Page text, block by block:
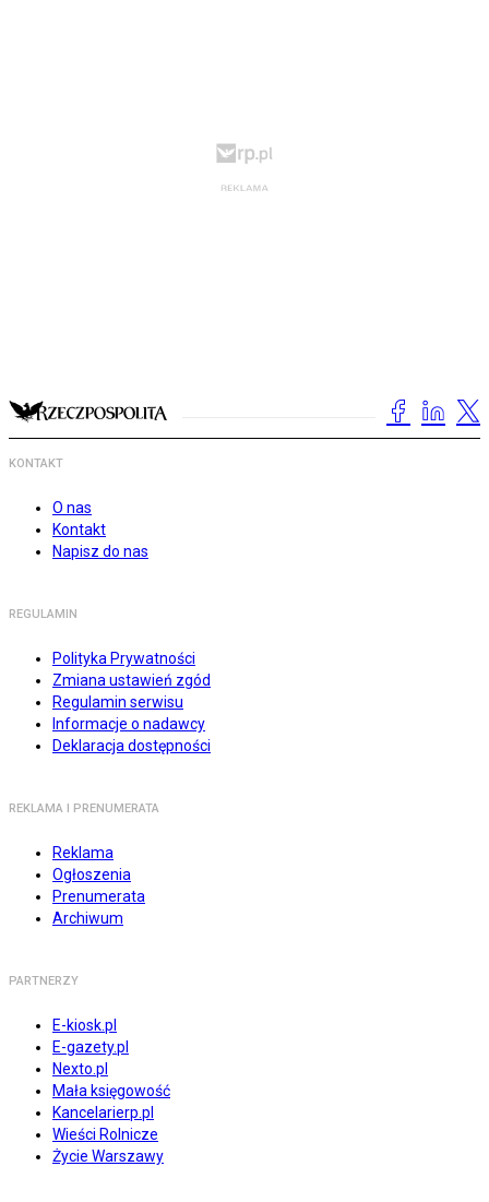
KONTAKT
O nas
Kontakt
Napisz do nas
REGULAMIN
Polityka Prywatności
Zmiana ustawień zgód
Regulamin serwisu
Informacje o nadawcy
Deklaracja dostępności
REKLAMA I PRENUMERATA
Reklama
Ogłoszenia
Prenumerata
Archiwum
PARTNERZY
E-kiosk.pl
E-gazety.pl
Nexto.pl
Mała księgowość
Kancelarierp.pl
Wieści Rolnicze
Życie Warszawy